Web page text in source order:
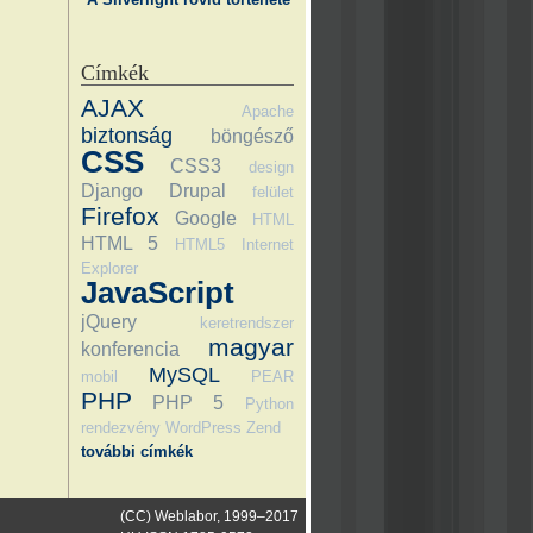
Címkék
AJAX Apache
biztonság böngésző
CSS CSS3 design
Django Drupal felület
Firefox Google HTML
HTML 5 HTML5
Internet
Explorer
JavaScript
jQuery keretrendszer
konferencia magyar
mobil MySQL PEAR
PHP PHP 5
Python
rendezvény WordPress Zend
további címkék
(CC) Weblabor, 1999–2017